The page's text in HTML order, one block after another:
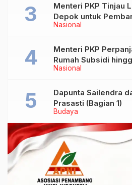
Nasional
Menteri PKP Tinjau
Depok untuk
Nasional
Menteri PKP
Rumah Subsidi
Budaya
Dapunta Sailendra
Prasasti (Bagian 1)